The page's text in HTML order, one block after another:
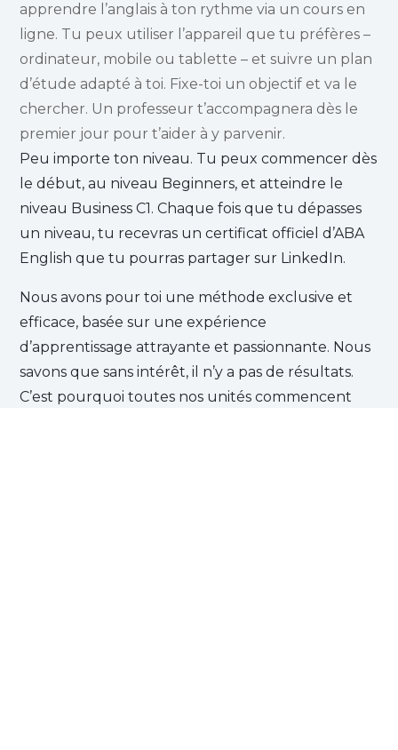
apprendre l’anglais à ton rythme via un cours en
ligne. Tu peux utiliser l’appareil que tu préfères –
ordinateur, mobile ou tablette – et suivre un plan
d’étude adapté à toi. Fixe-toi un objectif et va le
chercher. Un professeur t’accompagnera dès le
premier jour pour t’aider à y parvenir.
Peu importe ton niveau. Tu peux commencer dès
le début, au niveau Beginners, et atteindre le
niveau Business C1. Chaque fois que tu dépasses
un niveau, tu recevras un certificat officiel d’ABA
English que tu pourras partager sur LinkedIn.
Nous avons pour toi une méthode exclusive et
efficace, basée sur une expérience
d’apprentissage attrayante et passionnante. Nous
savons que sans intérêt, il n’y a pas de résultats.
C’est pourquoi toutes nos unités commencent